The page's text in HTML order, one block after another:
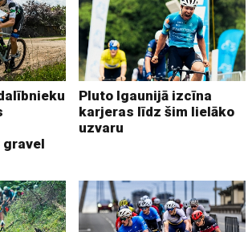
gravel
Pluto Igaunijā izcīna
karjeras līdz šim lielāko
uzvaru